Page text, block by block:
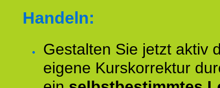
Handeln:
Gestalten Sie jetzt aktiv
eigene Kurskorrektur